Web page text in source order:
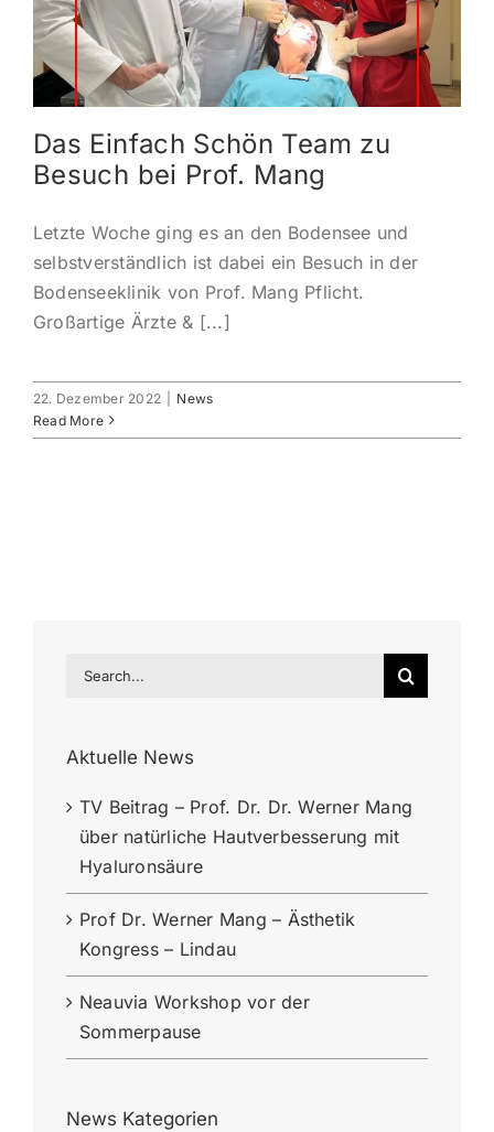
Das Einfach Schön Team zu
Besuch bei Prof. Mang
Letzte Woche ging es an den Bodensee und
selbstverständlich ist dabei ein Besuch in der
Bodenseeklinik von Prof. Mang Pflicht.
Großartige Ärzte & [...]
22. Dezember 2022
News
Read More
Search
Aktuelle News
TV Beitrag – Prof. Dr. Dr. Werner Mang
über natürliche Hautverbesserung mit
Hyaluronsäure
Prof Dr. Werner Mang – Ästhetik
Kongress – Lindau
Neauvia Workshop vor der
Sommerpause
News Kategorien